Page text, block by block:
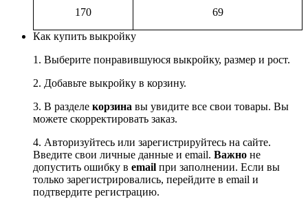
170 69
Как купить выкройку
1. Выберите понравившуюся выкройку, размер и рост.
2. Добавьте выкройку в корзину.
3. В разделе корзина вы увидите все свои товары. Вы
можете скорректировать заказ.
4. Авторизуйтесь или зарегистрируйтесь на сайте.
Введите свои личные данные и email. Важно не
допустить ошибку в email при заполнении. Если вы
только зарегистрировались, перейдите в email и
подтвердите регистрацию.